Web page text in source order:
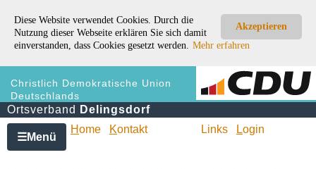
Akzeptieren
Diese Website verwendet Cookies. Durch die
Nutzung dieser Webseite erklären Sie sich damit
einverstanden, dass Cookies gesetzt werden. Mehr erfahren
Christlich Demokratische Union
Deutschlands
Ortsverband Delingsdorf
☰Menü
Home Kontakt Links Login